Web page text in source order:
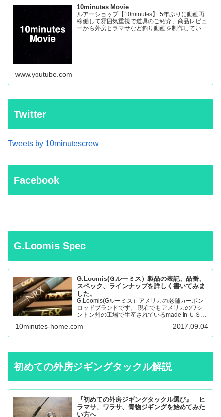
10minutes Movie
ルアーショップ【10minutes】 5年ぶりに動画再
稼働して雰囲気重視で道具のご紹介、商品レビュ
ーから外房ヒラマサなど釣り動画を制作していき
www.youtube.com
Twitter
Tweets by 10minutescrew
Facebook
G.Loomis Spec
G.Loomis(Ｇルーミス）製品の表記、品番、
スペック、ラインナップを詳しく書いてみま
した。
G.Loomis(Gルーミス）アメリカの老舗カーボン
ロッドブランドです。 現在でもアメリカのワシ
ントン州の工場で生産されているmade in ＵＳＡ
ド、、サーモントラウト、パンフィッシュ、ウォ
ール…
10minutes-home.com 2017.09.04
初めての外房ジギングタックル解説
『初めての外房ジギングタックル選び』 ヒ
ラマサ、ワラサ、青物ジギングを始めてみた
い方へ